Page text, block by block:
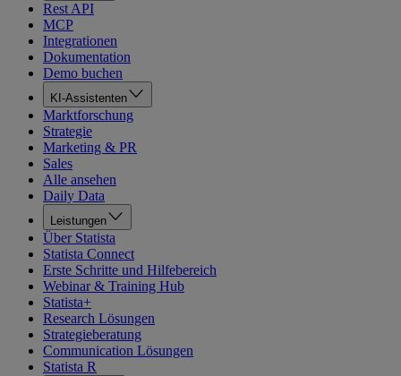
Rest API
MCP
Integrationen
Dokumentation
Demo buchen
KI-Assistenten
Marktforschung
Strategie
Marketing & PR
Sales
Alle ansehen
Daily Data
Leistungen
Über Statista
Statista Connect
Erste Schritte und Hilfebereich
Webinar & Training Hub
Statista+
Research Lösungen
Strategieberatung
Communication Lösungen
Statista R